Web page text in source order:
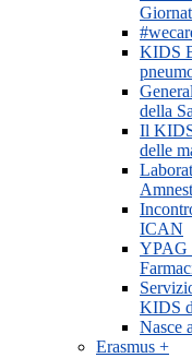
KIDS
della
Il
delle
ICAN
YPAG
KIDS
Nasce
Erasmus +